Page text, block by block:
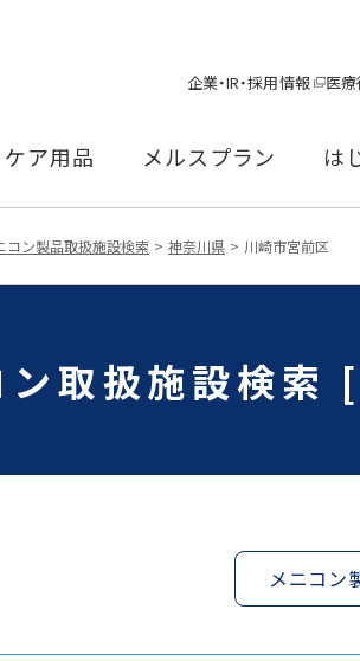
企業・IR・採用情報 医
ケア用品 メルスプラン は
コン製品取扱施設検索 神奈川県 川崎市宮前区
ン取扱施設検索
メニコン